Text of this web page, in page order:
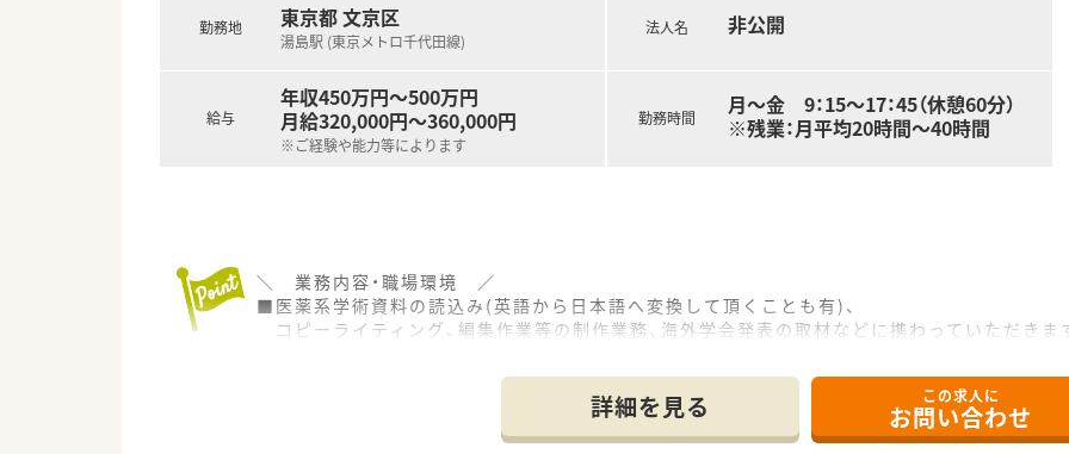
勤務地 東京都 文京区
湯島駅 (東京メトロ千代田線)
給与
年収450万円～500万円
月給320,000円～360,000円
※ご経験や能力等によります
法人名 非公開
勤務時間
月～金 9：15～17：45（休憩60分）
※残業：月平均20時間～40時間
＼ 業務内容・職場環境 ／
■医薬系学術資料の読込み(英語から日本語へ変換して頂くことも有)、
コピーライティング、編集作業等の制作業務、海外学会発表の取材などに携わっていただきま
■配属部署には約10名の薬剤師が在籍されています。
■社内行事が年に2回と、社員旅行もございます。
詳細を見る この求人に
お問い合わせ